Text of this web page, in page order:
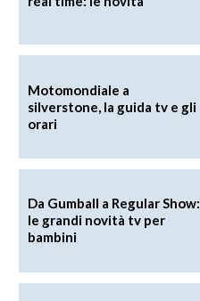
Motomondiale a
silverstone, la guida tv e gli
orari
Da Gumball a Regular Show:
le grandi novità tv per
bambini